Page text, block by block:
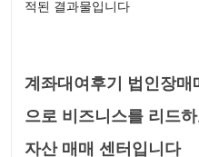
적된 결과물입니다
계좌대여후기 법인장
으로 비즈니스를 리드
자산 매매 센터입니다